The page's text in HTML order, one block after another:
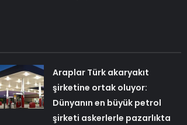
Araplar Türk akaryakıt
şirketine ortak oluyor:
Dünyanın en büyük petrol
şirketi askerlerle pazarlıkta